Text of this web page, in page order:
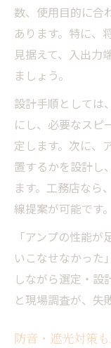
数、使用目的に合
あります。特に、
見据えて、入出力
ましょう。
設計手順としては
にし、必要なスピ
定します。次に、
置するかを設計し
ます。工務店なら
線提案が可能です。
「アンプの性能
いこなせなかった
しながら選定・設
と現場調査が、失
防音・遮光対策